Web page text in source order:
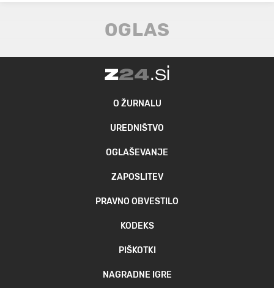
O ŽURNALU
UREDNIŠTVO
OGLAŠEVANJE
ZAPOSLITEV
PRAVNO OBVESTILO
KODEKS
PIŠKOTKI
NAGRADNE IGRE